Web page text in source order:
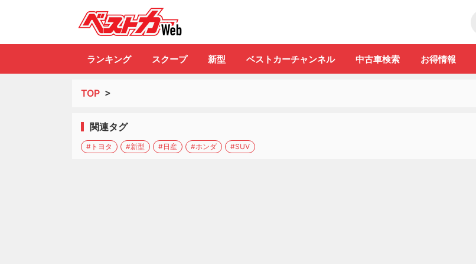
ランキング スクープ 新型 ベストカーチャンネル 中古車検索 お得情報
TOP >
関連タグ
#トヨタ #新型 #日産 #ホンダ #SUV